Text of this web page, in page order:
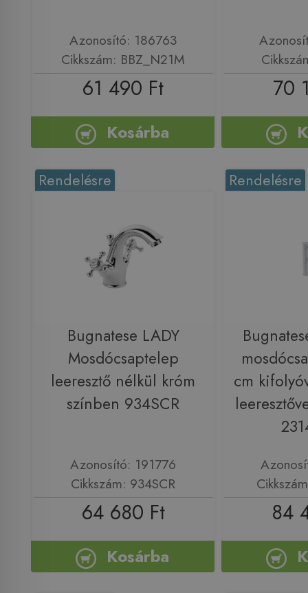
Azonosító: 186763
Cikkszám: BBZ_N21M
61 490 Ft
Kosárba
70
Rendelésre
Bugnatese LADY
Mosdócsaptelep
leeresztő nélkül króm
színben 934SCR
Azonosító: 191776
Cikkszám: 934SCR
64 680 Ft
Kosárba
Rendelésre
cm
84